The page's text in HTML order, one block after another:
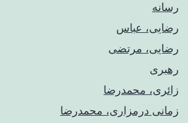
رسانه
رضایی، عباس
رضایی، مرتضی
رهبری
زائری، محمدرضا
زمانی درمزاری، محمدرضا